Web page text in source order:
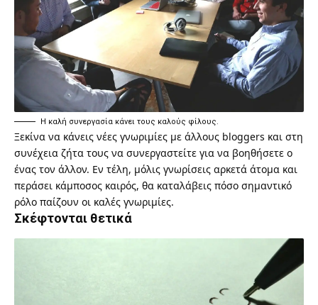
Η καλή συνεργασία κάνει τους καλούς φίλους.
Ξεκίνα να κάνεις νέες γνωριμίες με άλλους bloggers και στη
συνέχεια ζήτα τους να συνεργαστείτε για να βοηθήσετε ο
ένας τον άλλον. Εν τέλη, μόλις γνωρίσεις αρκετά άτομα και
περάσει κάμποσος καιρός, θα καταλάβεις πόσο σημαντικό
ρόλο παίζουν οι καλές γνωριμίες.
Σκέφτονται θετικά